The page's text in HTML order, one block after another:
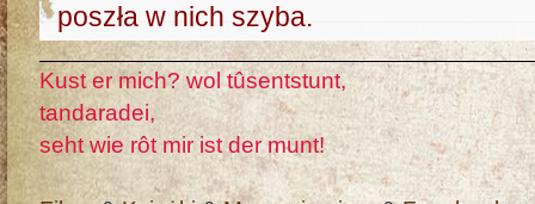
poszła w nich szyba.
Kust er mich? wol tûsentstunt,
tandaradei,
seht wie rôt mir ist der munt!